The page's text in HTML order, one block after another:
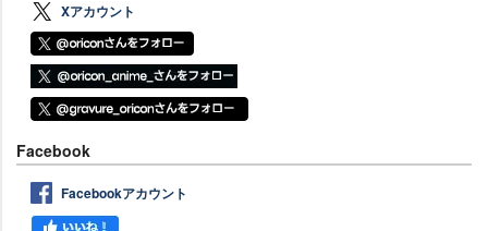
Xアカウント
Facebook
Facebookアカウント